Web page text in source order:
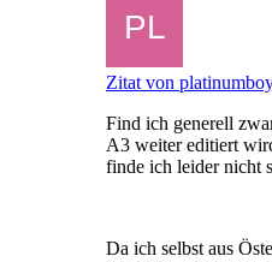
Zitat von
Find ich generell
A3 weiter editiert
finde ich leider nicht
Da ich selbst aus